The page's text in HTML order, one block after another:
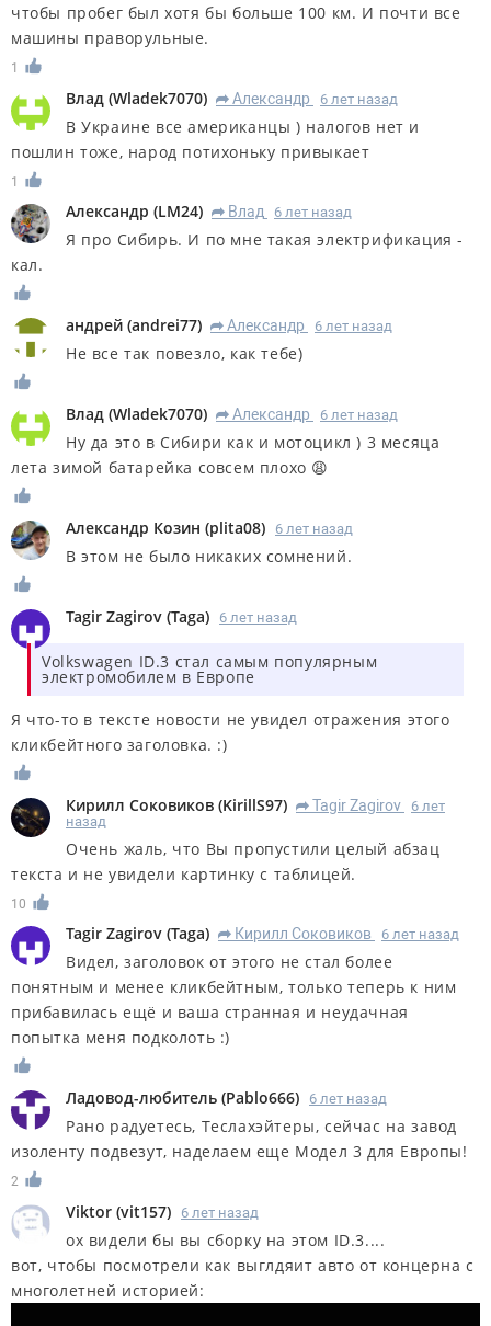
чтобы пробег был хотя бы больше 100 км. И почти все
машины праворульные.
1
Влад (Wladek7070) R Александр 6 лет назад
В Украине все американцы ) налогов нет и
пошлин тоже, народ потихоньку привыкает
1
Александр (LM24) R Влад 6 лет назад
Я про Сибирь. И по мне такая электрификация -
кал.
андрей (andrei77) R Александр 6 лет назад
Не все так повезло, как тебе)
Влад (Wladek7070) R Александр 6 лет назад
Ну да это в Сибири как и мотоцикл ) 3 месяца
лета зимой батарейка совсем плохо 😩
Александр Козин (plita08) 6 лет назад
В этом не было никаких сомнений.
Tagir Zagirov (Taga) 6 лет назад
Volkswagen ID.3 стал самым популярным
электромобилем в Европе
Я что-то в тексте новости не увидел отражения этого
кликбейтного заголовка. :)
Кирилл Соковиков (KirillS97) R Tagir Zagirov
6 лет
назад
Очень жаль, что Вы пропустили целый абзац
текста и не увидели картинку с таблицей.
10
Tagir Zagirov (Taga) R Кирилл Соковиков 6 лет назад
Видел, заголовок от этого не стал более
понятным и менее кликбейтным, только теперь к ним
прибавилась ещё и ваша странная и неудачная
попытка меня подколоть :)
Ладовод-любитель (Pablo666) 6 лет назад
Рано радуетесь, Теслахэйтеры, сейчас на завод
изоленту подвезут, наделаем еще Модел 3 для Европы!
2
Viktor (vit157) 6 лет назад
ох видели бы вы сборку на этом ID.3....
вот, чтобы посмотрели как выглдяит авто от концерна с
многолетней историей: